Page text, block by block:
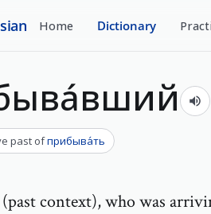
Home Dictionary
past ofприбыва́ть
context),who was